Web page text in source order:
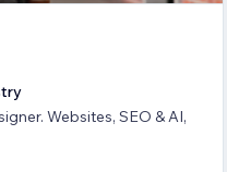
Websites, SEO & AI,